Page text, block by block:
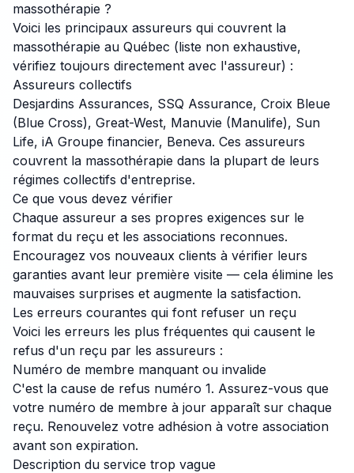
massothérapie ?
Voici les principaux assureurs qui couvrent la
massothérapie au Québec (liste non exhaustive,
vérifiez toujours directement avec l'assureur) :
Assureurs collectifs
Desjardins Assurances, SSQ Assurance, Croix Bleue
(Blue Cross), Great-West, Manuvie (Manulife), Sun
Life, iA Groupe financier, Beneva. Ces assureurs
couvrent la massothérapie dans la plupart de leurs
régimes collectifs d'entreprise.
Ce que vous devez vérifier
Chaque assureur a ses propres exigences sur le
format du reçu et les associations reconnues.
Encouragez vos nouveaux clients à vérifier leurs
garanties avant leur première visite — cela élimine les
mauvaises surprises et augmente la satisfaction.
Les erreurs courantes qui font refuser un reçu
Voici les erreurs les plus fréquentes qui causent le
refus d'un reçu par les assureurs :
Numéro de membre manquant ou invalide
C'est la cause de refus numéro 1. Assurez-vous que
votre numéro de membre à jour apparaît sur chaque
reçu. Renouvelez votre adhésion à votre association
avant son expiration.
Description du service trop vague